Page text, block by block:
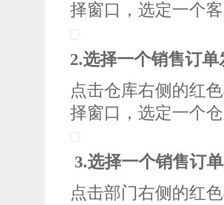
择窗口，选定一个
2.选择一个销售订单
点击仓库右侧的红
择窗口，选定一个
3.选择一个销售订
点击部门右侧的红